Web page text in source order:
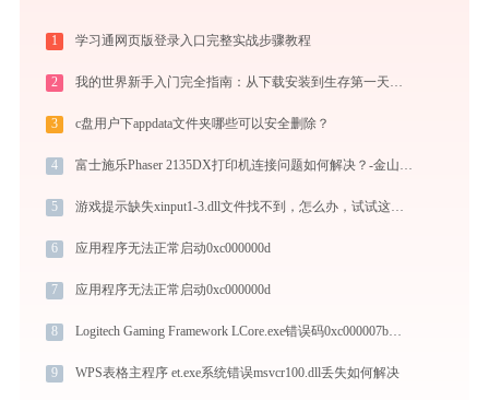
1 学习通网页版登录入口完整实战步骤教程
2 我的世界新手入门完全指南：从下载安装到生存第一天，一篇讲透
3 c盘用户下appdata文件夹哪些可以安全删除？
4 富士施乐Phaser 2135DX打印机连接问题如何解决？-金山毒霸
5 游戏提示缺失xinput1-3.dll文件找不到，怎么办，试试这些修复方法
6 应用程序无法正常启动0xc000000d
7 应用程序无法正常启动0xc000000d
8 Logitech Gaming Framework LCore.exe错误码0xc000007b处理办法
9 WPS表格主程序 et.exe系统错误msvcr100.dll丢失如何解决